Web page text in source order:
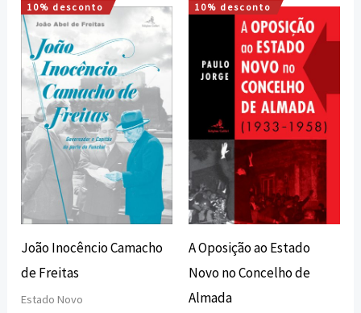
10% desconto
João Inocêncio Camacho
de Freitas
Estado Novo
O
preço
original
era:
14,00 €.
O
preço
atual
é:
12,60 €.
10% desconto
A Oposição ao Estado
Novo no Concelho de
Almada
O
preço
original
era:
15,00 €.
O
preço
atual
é:
13,50 €.